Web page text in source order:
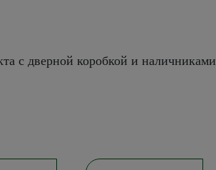
с дверной коробкой и наличниками